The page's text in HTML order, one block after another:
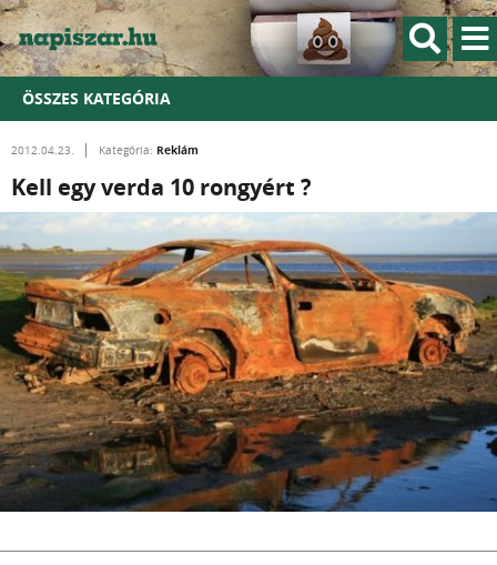
ÖSSZES KATEGÓRIA
2012.04.23. Kategória: Reklám
Kell egy verda 10 rongyért ?